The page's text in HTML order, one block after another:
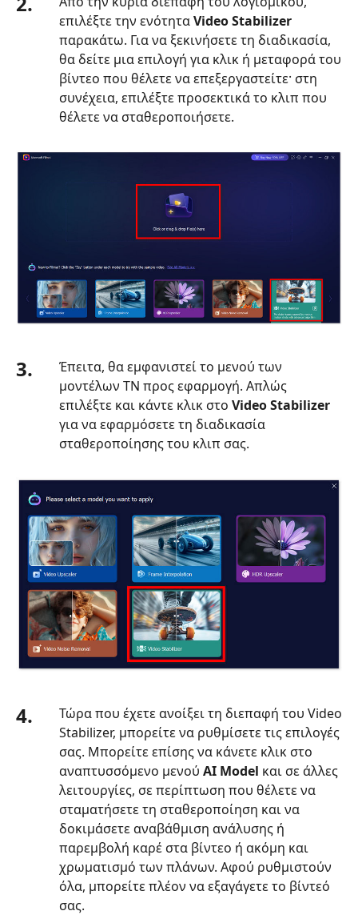
επιλέξτε την ενότηταVideo Stabilizer
παρακάτω. Για να ξεκινήσετε τη διαδικασία,
θα δείτε μια επιλογή για κλικ ή μεταφορά του
βίντεο που θέλετε να επεξεργαστείτε· στη
συνέχεια, επιλέξτε προσεκτικά το κλιπ που
θέλετε να σταθεροποιήσετε.
3.
Έπειτα, θα εμφανιστεί το μενού των
μοντέλων ΤΝ προς εφαρμογή. Απλώς
επιλέξτε και κάντε κλικ στο Video Stabilizer
για να εφαρμόσετε τη διαδικασία
σταθεροποίησης του κλιπ σας.
4.
Τώρα που έχετε ανοίξει τη διεπαφή του Video
Stabilizer, μπορείτε να ρυθμίσετε τις επιλογές
σας. Μπορείτε επίσης να κάνετε κλικ στο
αναπτυσσόμενο μενού AI Model και σε άλλες
λειτουργίες, σε περίπτωση που θέλετε να
σταματήσετε τη σταθεροποίηση και να
δοκιμάσετε αναβάθμιση ανάλυσης ή
παρεμβολή καρέ στα βίντεο ή ακόμη και
χρωματισμό των πλάνων. Αφού ρυθμιστούν
όλα, μπορείτε πλέον να εξαγάγετε το βίντεό
σας.